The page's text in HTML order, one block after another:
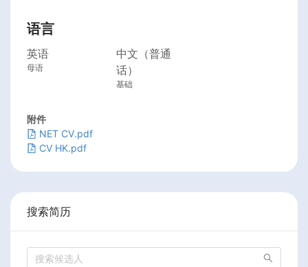
语言
英语
母语
中文（普通
话）
基础
附件
NET CV.pdf
CV HK.pdf
搜索简历